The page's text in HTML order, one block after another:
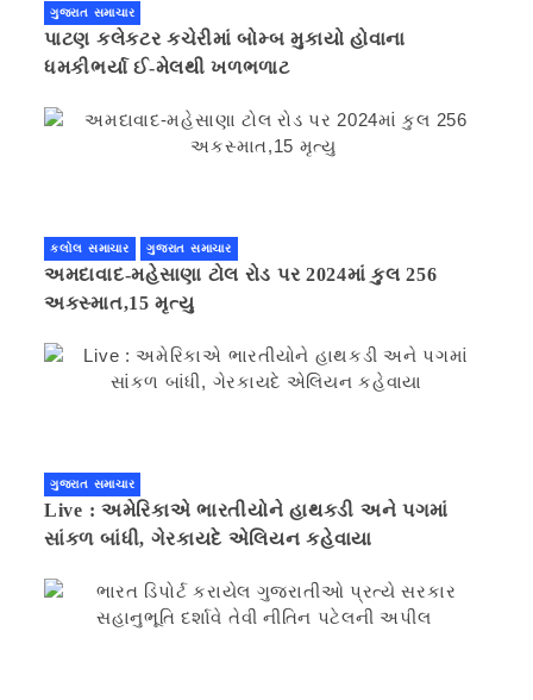
ગુજરાત સમાચાર
પાટણ કલેકટર કચેરીમાં બોમ્બ મુકાયો હોવાના
ધમકીભર્યા ઈ-મેલથી ખળભળાટ
કલોલ સમાચાર ગુજરાત સમાચાર
અમદાવાદ-મહેસાણા ટોલ રોડ પર 2024માં કુલ 256
અકસ્માત,15 મૃત્યુ
ગુજરાત સમાચાર
Live : અમેરિકાએ ભારતીયોને હાથકડી અને પગમાં
સાંકળ બાંધી, ગેરકાયદે એલિયન કહેવાયા